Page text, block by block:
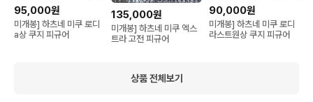
95,000원
미개봉] 하츠네 미쿠 로디
a상 쿠지 피규어
135,000원
미개봉] 하츠네 미쿠 엑스
트라 고전 피규어
90,000원
미개봉] 하츠네 미쿠 로디
라스트원상 쿠지 피규어
상품 전체보기